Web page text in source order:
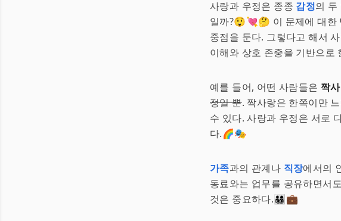
사랑과 우정은 종종 감정의 두
일까?😲💘🤔 이 문제에 대한
중점을 둔다. 그렇다고 해서
이해와 상호 존중을 기반으로
예를 들어, 어떤 사람들은 짝
정일 뿐. 짝사랑은 한쪽이만
수 있다. 사랑과 우정은 서로
다.🌈🎭
가족과의 관계나 직장에서의
동료와는 업무를 공유하면서
것은 중요하다.👨‍👩‍👧‍👦💼